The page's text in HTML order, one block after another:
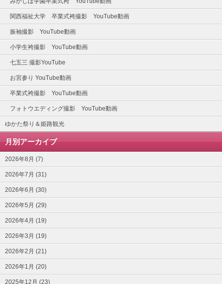
関西福祉大学 卒業式袴撮影 YouTube動画
振袖撮影 YouTube動画
小学生袴撮影 YouTube動画
七五三 撮影YouTube
お宮参り YouTube動画
卒業式袴撮影 YouTube動画
フォトウエディング撮影 YouTube動画
ゆかた祭り＆姫路観光
月別アーカイブ
2026年8月 (7)
2026年7月 (31)
2026年6月 (30)
2026年5月 (29)
2026年4月 (19)
2026年3月 (19)
2026年2月 (21)
2026年1月 (20)
2025年12月 (23)